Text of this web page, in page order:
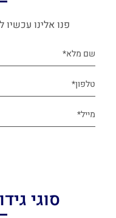
פנו אלינו
סוגי